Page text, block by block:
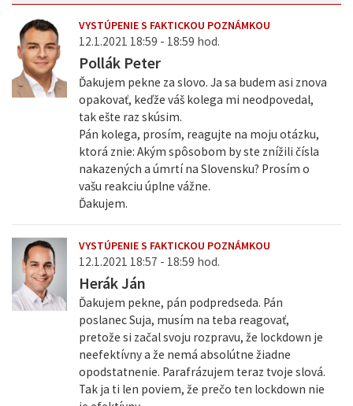
VYSTÚPENIE S FAKTICKOU POZNÁMKOU
12.1.2021 18:59 - 18:59 hod.
Pollák Peter
Ďakujem pekne za slovo. Ja sa budem asi znova
opakovať, keďže váš kolega mi neodpovedal,
tak ešte raz skúsim.
Pán kolega, prosím, reagujte na moju otázku,
ktorá znie: Akým spôsobom by ste znížili čísla
nakazených a úmrtí na Slovensku? Prosím o
vašu reakciu úplne vážne.
Ďakujem.
VYSTÚPENIE S FAKTICKOU POZNÁMKOU
12.1.2021 18:57 - 18:59 hod.
Herák Ján
Ďakujem pekne, pán podpredseda. Pán
poslanec Suja, musím na teba reagovať,
pretože si začal svoju rozpravu, že lockdown je
neefektívny a že nemá absolútne žiadne
opodstatnenie. Parafrázujem teraz tvoje slová.
Tak ja ti len poviem, že prečo ten lockdown nie